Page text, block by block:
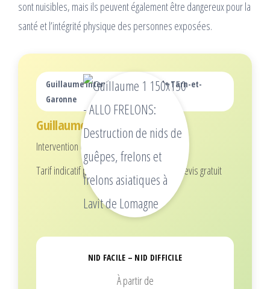
sont nuisibles, mais ils peuvent également être dangereux pour la
santé et l’intégrité physique des personnes exposées.
Guillaume intervient dans tout le Tarn-et-
Garonne
Guillaume
Intervention écoresponsable
Tarif indicatif pour 1 nid (selon hauteur), devis gratuit
NID FACILE – NID DIFFICILE
À partir de